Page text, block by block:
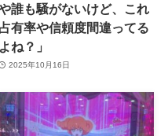
誰も騒がないけど、これ
占有率や信頼度間違ってる
よね？」
2025年10月16日